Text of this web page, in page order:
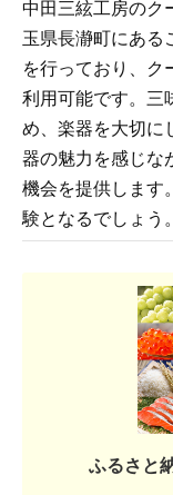
中田三絃工房のク
玉県長瀞町にある
を行っており、ク
利用可能です。三
め、楽器を大切に
器の魅力を感じな
機会を提供します
験となるでしょう。
ふるさと